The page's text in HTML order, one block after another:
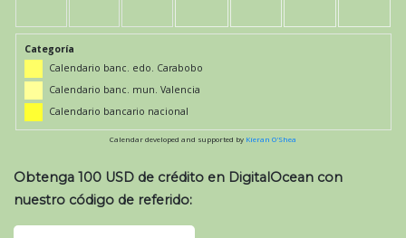
Categoría
Calendario banc. edo. Carabobo
Calendario banc. mun. Valencia
Calendario bancario nacional
Calendar developed and supported by Kieran O'Shea
Obtenga 100 USD de crédito en DigitalOcean con
nuestro código de referido: